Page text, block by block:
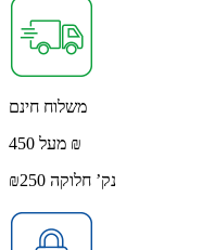
משלוח חינם
מעל 450 ₪
נק’ חלוקה ₪250